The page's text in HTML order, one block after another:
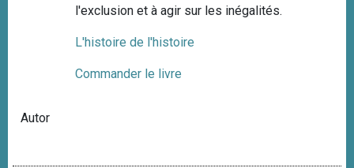
l'exclusion et à agir sur les inégalités.
L'histoire de l'histoire
Commander le livre
Autor